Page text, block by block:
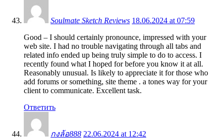
Soulmate Sketch Reviews 18.06.2024 at 07:59
Good – I should certainly pronounce, impressed with your
web site. I had no trouble navigating through all tabs and
related info ended up being truly simple to do to access. I
recently found what I hoped for before you know it at all.
Reasonably unusual. Is likely to appreciate it for those who
add forums or something, site theme . a tones way for your
client to communicate. Excellent task.
Ответить
กงล้อ888 22.06.2024 at 12:42